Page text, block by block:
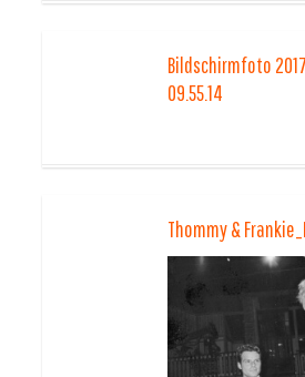
Bildschirmfoto
09.55.14
Thommy &